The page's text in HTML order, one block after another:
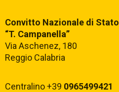
Convitto Nazionale di Stato
“T. Campanella”
Via Aschenez, 180
Reggio Calabria
Centralino +39 0965499421